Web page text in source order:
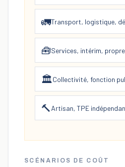
🚛Transport, logistique,
🧰Services, intérim,
🏛️Collectivité, fonction
🔨Artisan, TPE
SCÉNARIOS DE COÛT